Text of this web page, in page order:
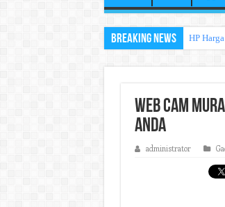
Breaking News HP
Web Cam
Anda
administrator